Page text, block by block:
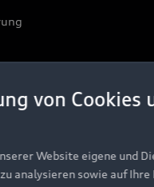
von Cookies
Website eigene und
analysieren sowie auf